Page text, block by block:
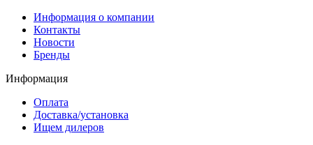
Информация о компании
Контакты
Новости
Бренды
Информация
Оплата
Доставка/установка
Ищем дилеров